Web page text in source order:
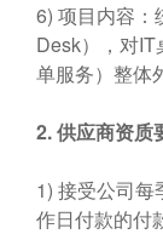
6) 项目内容
Desk），对
单服务）整体
2.供应商资质
1) 接受公司
作日付款的付